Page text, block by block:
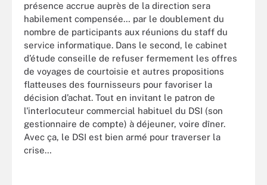
présence accrue auprès de la direction sera
habilement compensée… par le doublement du
nombre de participants aux réunions du staff du
service informatique. Dans le second, le cabinet
d’étude conseille de refuser fermement les offres
de voyages de courtoisie et autres propositions
flatteuses des fournisseurs pour favoriser la
décision d’achat. Tout en invitant le patron de
l'interlocuteur commercial habituel du DSI (son
gestionnaire de compte) à déjeuner, voire dîner.
Avec ça, le DSI est bien armé pour traverser la
crise…